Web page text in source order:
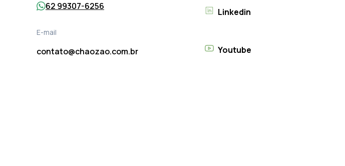
62 99307-6256
E-mail
contato@chaozao.com.br
Linkedin
Youtube